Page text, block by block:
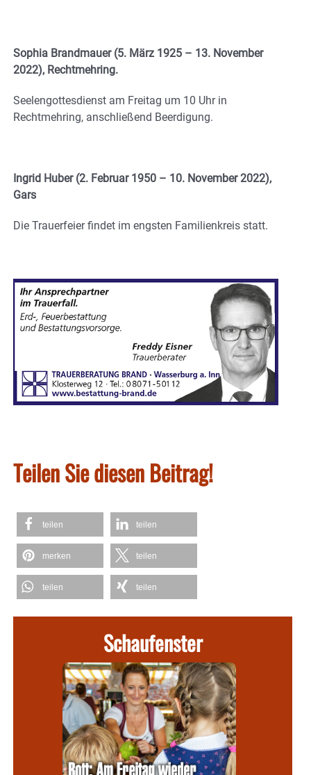
Sophia Brandmauer (5. März 1925 – 13. November
2022), Rechtmehring.
Seelengottesdienst am Freitag um 10 Uhr in
Rechtmehring, anschließend Beerdigung.
Ingrid Huber (2. Februar 1950 – 10. November 2022),
Gars
Die Trauerfeier findet im engsten Familienkreis statt.
Teilen Sie diesen Beitrag!
teilen teilen
merken teilen
teilen teilen
Schaufenster